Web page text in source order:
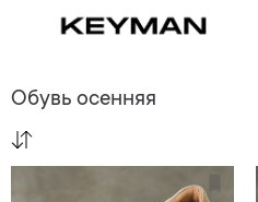
Обувь осенняя